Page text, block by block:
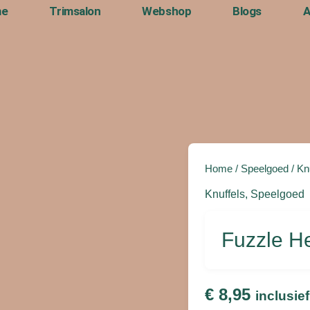
Trimsalon Webshop Blogs
Home / Speelgoed /
Knuffels, Speelgoed
Fuzzle
€ 8,95
Hedgie
Pull
Groen